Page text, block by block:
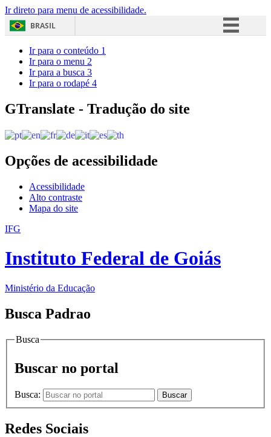
Ir direto para menu de acessibilidade.
BRASIL
Acesso à informação
Ir para o conteúdo 1
Ir para o menu 2
Ir para a busca 3
Ir para o rodapé 4
GTranslate - Tradução do site
Opções de acessibilidade
Acessibilidade
Alto contraste
Mapa do site
IFG
Instituto Federal de Goiás
Ministério da Educação
Busca Padrao
Busca
Buscar no portal
Busca: Buscar
Redes Sociais